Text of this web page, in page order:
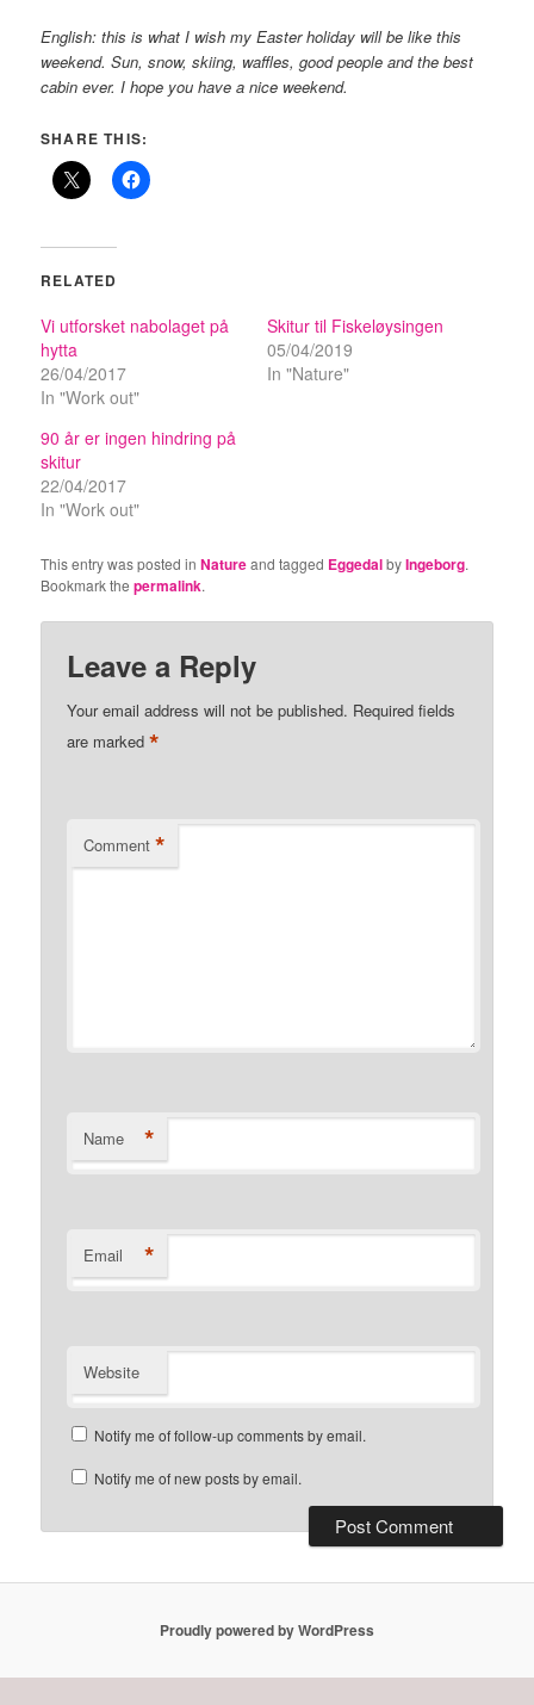
English: this is what I wish my Easter holiday will be like this
weekend. Sun, snow, skiing, waffles, good people and the best
cabin ever. I hope you have a nice weekend.
SHARE THIS:
RELATED
Vi utforsket nabolaget på
hytta
26/04/2017
In "Work out"
Skitur til Fiskeløysingen
05/04/2019
In "Nature"
90 år er ingen hindring på
skitur
22/04/2017
In "Work out"
This entry was posted inNatureand tagged EggedalbyIngeborg.
Bookmark thepermalink.
Leave a Reply
Your email address will not be published. Required fields
are marked*
Comment *
Name *
Email *
Website
Notify me of follow-up comments by email.
Notify me of new posts by email.
Proudly powered by WordPress